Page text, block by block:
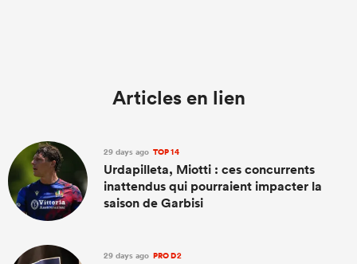
Articles en lien
29 days ago TOP 14
Urdapilleta, Miotti : ces concurrents
inattendus qui pourraient impacter la
saison de Garbisi
29 days ago PRO D2